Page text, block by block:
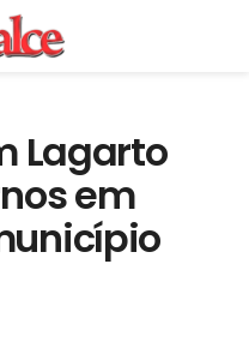
Lagarto
em